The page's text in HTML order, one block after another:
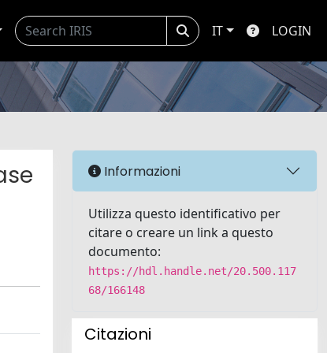
IT LOGIN
Informazioni
Utilizza questo identificativo per
citare o creare un link a questo
documento:
https://hdl.handle.net/20.500.117
68/166148
Citazioni